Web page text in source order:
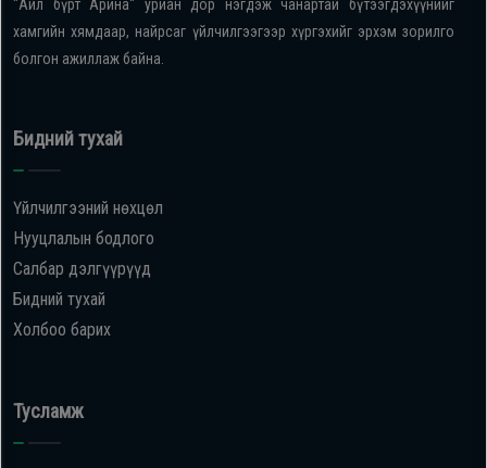
"Айл бүрт Арина" уриан дор нэгдэж чанартай бүтээгдэхүүнийг
хамгийн хямдаар, найрсаг үйлчилгээгээр хүргэхийг эрхэм зорилго
болгон ажиллаж байна.
Бидний тухай
Үйлчилгээний нөхцөл
Нууцлалын бодлого
Салбар дэлгүүрүүд
Бидний тухай
Холбоо барих
Тусламж